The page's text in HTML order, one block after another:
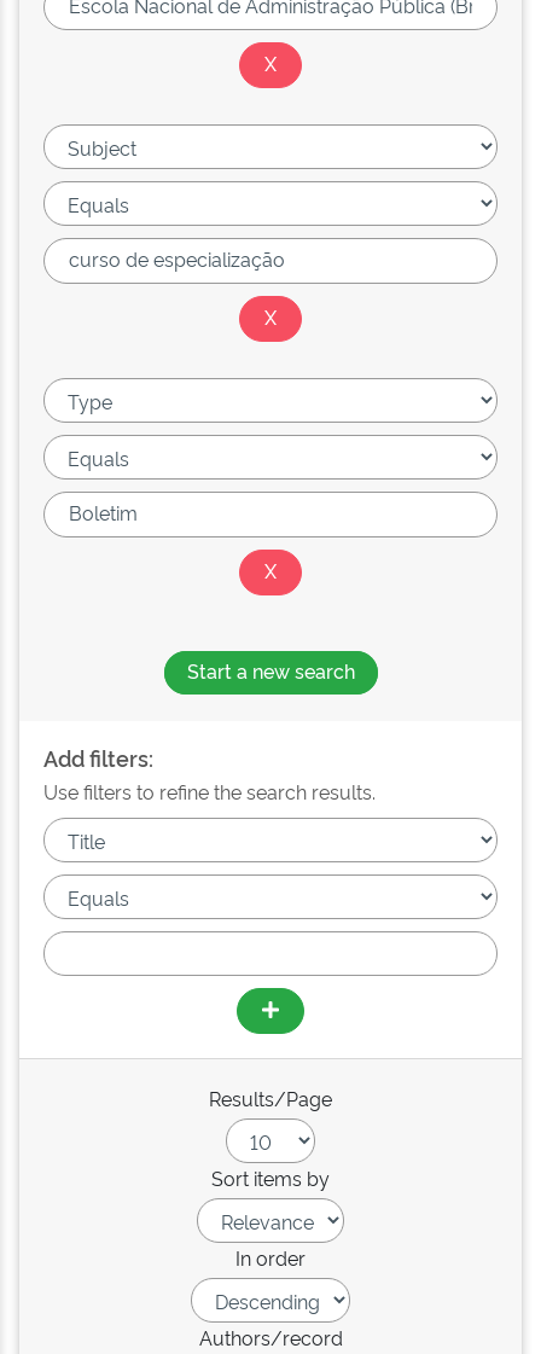
Start a new search
Add filters:
Use filters to refine the search results.
Results/Page
Sort items by
In order
Authors/record